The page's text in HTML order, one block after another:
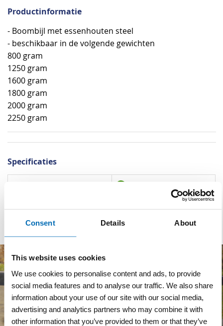
Consent Details About
This website uses cookies
We use cookies to personalise content and ads, to provide
social media features and to analyse our traffic. We also share
information about your use of our site with our social media,
advertising and analytics partners who may combine it with
other information that you’ve provided to them or that they’ve
Productinformatie
- Boombijl met essenhouten steel
- beschikbaar in de volgende gewichten
800 gram
1250 gram
1600 gram
1800 gram
2000 gram
2250 gram
Specificaties
Specificaties
Materiaal steel
Essen